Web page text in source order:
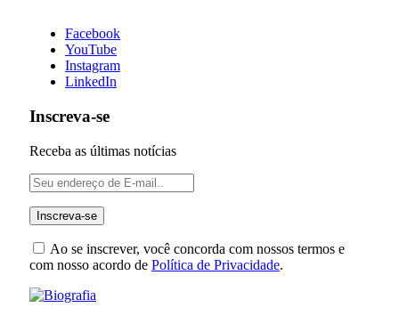
Facebook
YouTube
Instagram
LinkedIn
Inscreva-se
Receba as últimas notícias
Ao se inscrever, você concorda com nossos termos e
com nosso acordo de Política de Privacidade.